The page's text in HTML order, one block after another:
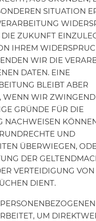
SITUATION
ZUKUNFT
IHREM
WIR DIE
DATEN. EINE
BLEIBT ABER
WENN WIR
GRÜNDE FÜR DIE
NACHWEISEN
UND
ÜBERWIEGEN,
DER
VERTEIDIGUNG VON
DIENT.
UM